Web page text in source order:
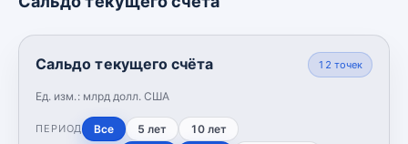
Сальдо текущего счёта
Ед. изм.: млрд долл. США
12 точек
ПЕРИОД Все 5 лет 10 лет